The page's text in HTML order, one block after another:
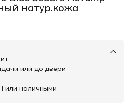
натур.кожа
или до двери
или наличными